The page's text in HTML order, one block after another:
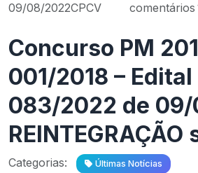
09/08/2022CPCV
comentários
Concurso PM
001/2018 – Edital
083/2022 de
Categorias:
Últimas Notícias